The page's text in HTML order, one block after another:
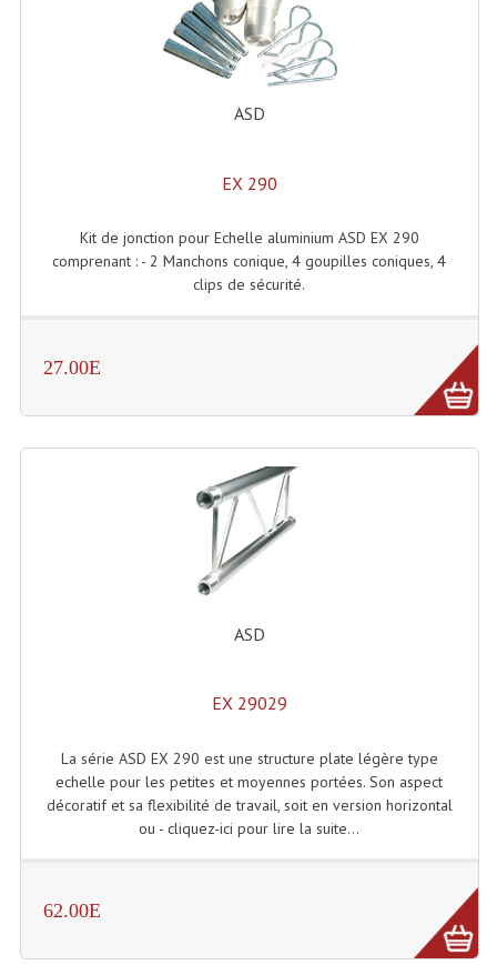
Egaliseur Egaliseurs
Enceintes Et Caissons Basses
Enceintes, Système Amplifiés
Enceintes Passives Sono
Retours De Scène
Enceinte Nomade Bluetooth
Enceintes (Ecoutes De Studio)
Enceintes Autonomes Portables Amplifiées
Enceintes Hifi
Haut-Parleurs Moteurs Tweeters Filtres
Filtres Passifs
Haut-Parleurs Amplis Guitare
ASD
EX 290
Kit de jonction pour Echelle aluminium ASD EX 290
comprenant : - 2 Manchons conique, 4 goupilles coniques, 4
clips de sécurité.
27.00E
ASD
EX 29029
La série ASD EX 290 est une structure plate légère type
echelle pour les petites et moyennes portées. Son aspect
décoratif et sa flexibilité de travail, soit en version horizontal
ou - cliquez-ici pour lire la suite...
62.00E